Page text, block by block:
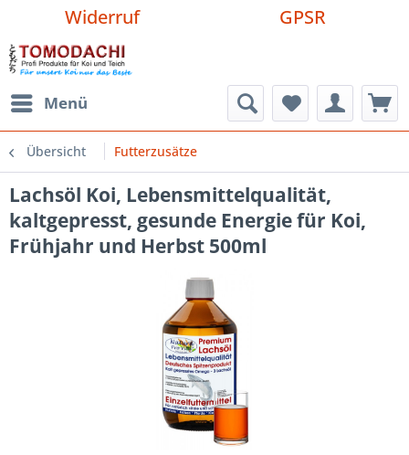
Widerruf GPSR
Menü
Übersicht Futterzusätze
Lachsöl Koi, Lebensmittelqualität,
kaltgepresst, gesunde Energie für Koi,
Frühjahr und Herbst 500ml